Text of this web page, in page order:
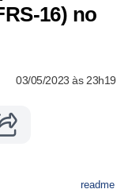
16) no
03/05/2023 às 23h19
readme